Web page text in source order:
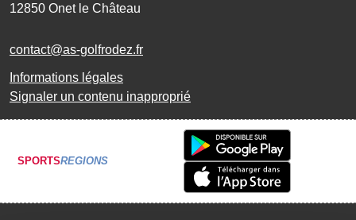
12850 Onet le Château
contact@as-golfrodez.fr
Informations légales
Signaler un contenu inapproprié
SPORTSREGIONS